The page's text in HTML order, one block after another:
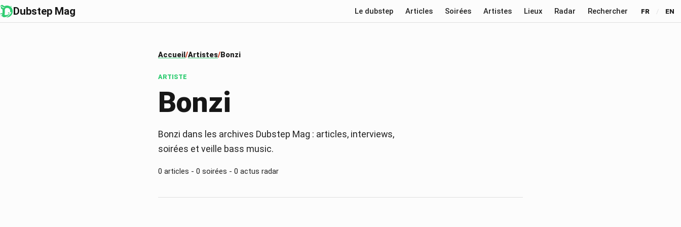
Dubstep Mag Le dubstep Articles Soirées Artistes Lieux Radar Rechercher FR / EN
Accueil Artistes Bonzi
ARTISTE
Bonzi
Bonzi dans les archives Dubstep Mag : articles, interviews,
soirées et veille bass music.
0 articles - 0 soirées - 0 actus radar